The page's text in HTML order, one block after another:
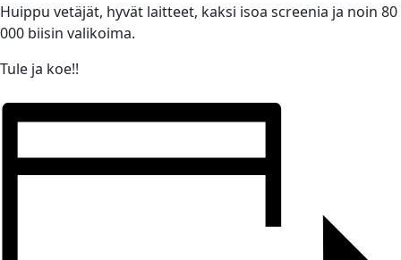
Huippu vetäjät, hyvät laitteet, kaksi isoa screenia ja noin 80
000 biisin valikoima.
Tule ja koe!!